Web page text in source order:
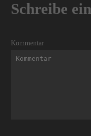
Schreibe
Kommentar